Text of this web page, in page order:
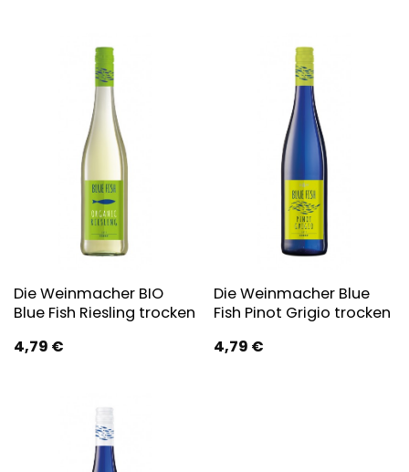
Die Weinmacher BIO
Blue Fish Riesling trocken
4,79 €
Die Weinmacher Blue
Fish Pinot Grigio trocken
4,79 €